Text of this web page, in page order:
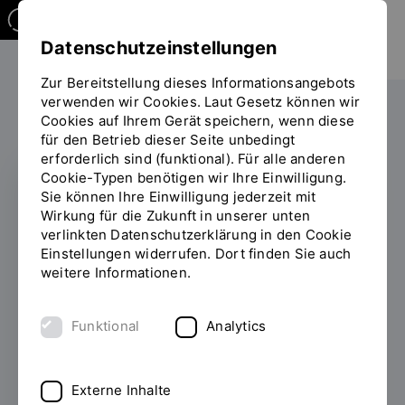
Sie
befinden
sich
auf
der
Seite
"Digitale
Transformation"
Forschen Für Forschende
Digitale
Transformation
anwendungsorientierte Forschung an
Schlüsseltechnologien nach – darunter
Automatisierung,Sensorik
Datenschutzeinstellungen
Zur Bereitstellung dieses Informationsangebots
verwenden wir Cookies. Laut Gesetz können wir
Cookies auf Ihrem Gerät speichern, wenn diese
für den Betrieb dieser Seite unbedingt
erforderlich sind (funktional). Für alle anderen
Cookie-Typen benötigen wir Ihre Einwilligung.
Sie können Ihre Einwilligung jederzeit mit
Wirkung für die Zukunft in unserer unten
verlinkten Datenschutzerklärung in den Cookie
Einstellungen widerrufen. Dort finden Sie auch
weitere Informationen.
Funktional Analytics
Externe Inhalte